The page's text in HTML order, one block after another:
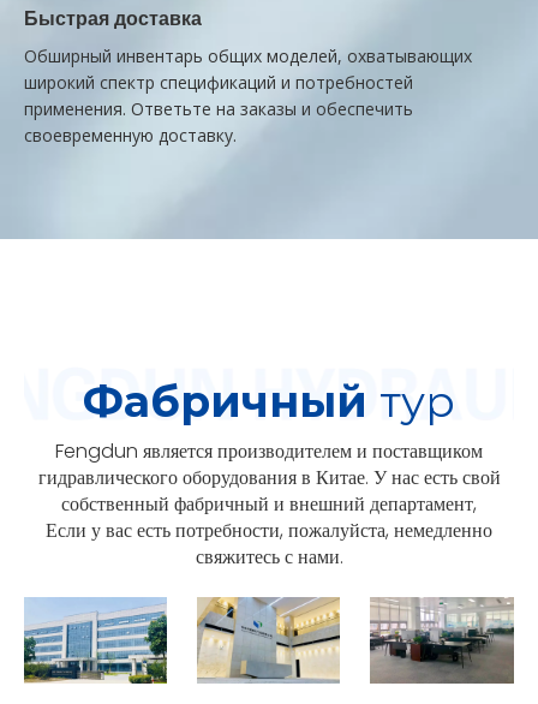
Быстрая доставка
Обширный инвентарь общих моделей, охватывающих
широкий спектр спецификаций и потребностей
применения. Ответьте на заказы и обеспечить
своевременную доставку.
Фабричный тур
Fengdun является производителем и поставщиком
гидравлического оборудования в Китае. У нас есть свой
собственный фабричный и внешний департамент,
Если у вас есть потребности, пожалуйста, немедленно
свяжитесь с нами.